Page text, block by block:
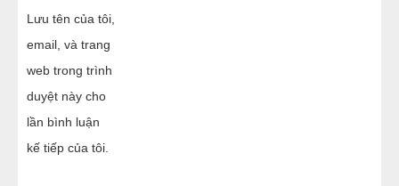
Lưu tên của tôi,
email, và trang
web trong trình
duyệt này cho
lần bình luận
kế tiếp của tôi.